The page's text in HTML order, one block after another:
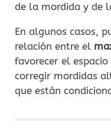
de la mordida y de
En algunos casos,
relación entre el
favorecer el
corregir mordidas
que están